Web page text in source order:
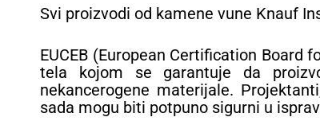
Svi proizvodi od kamene vune Knauf
EUCEB (European Certification
tela kojom se garantuje da
nekancerogene materijale.
sada mogu biti potpuno sigurni u